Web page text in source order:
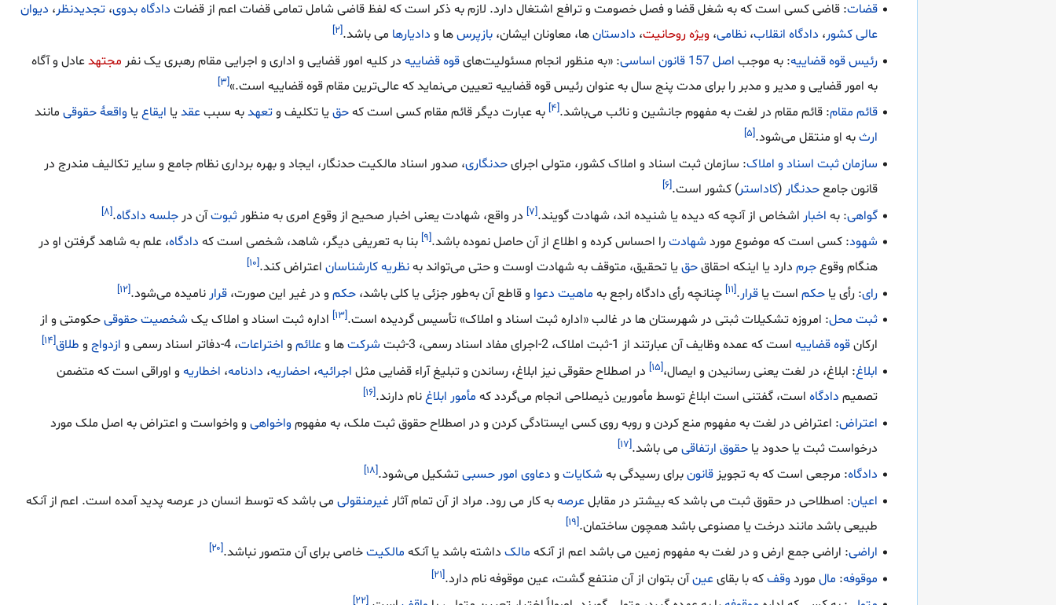
قضات: قاضی کسی است که به شغل قضا و فصل خصومت و ترافع اشتغال دارد. لازم به ذکر است که لفظ قاضی شامل تمامی قضات اعم از قضات دادگاه بدوی، تجدیدنظر، دیوان
عالی کشور، دادگاه انقلاب، نظامی، ویژه روحانیت، دادستانها، معاونان ایشان، بازپرسها و دادیارها می باشد.[۲]
رئیس قوه قضاییه: به موجب اصل 157 قانون اساسی : «به منظور انجام مسئولیت‌هایقوه قضاییهدر کلیه امور قضایی و اداری و اجرایی مقام رهبری یک نفر مجتهدعادل و آگاه
به امور قضایی و مدیر و مدبر را برای مدت پنج سال به عنوان رئیس قوه قضاییه تعیین می‌نماید که عالی‌ترین مقام قوه قضاییه است.»[۳]
قائم مقام: قائم مقام در لغت به مفهوم جانشین و نائب می‌باشد.[۴] به عبارت دیگر قائم مقام کسی است کهحقیا تکلیف وتعهدبه سببعقدیا ایقاعیا واقعهٔ حقوقیمانند
ارثبه او منتقل می‌شود.[۵]
سازمان ثبت اسناد و املاک: سازمان ثبت اسناد و املاک کشور، متولی اجرایحدنگاری، صدور اسناد مالکیت حدنگار، ایجاد و بهره برداری نظام جامع و سایر تکالیف مندرج در
قانون جامعحدنگار (کاداستر) کشور است.[۶]
گواهی: به اخبار اشخاص از آنچه که دیده یا شنیده اند، شهادت گویند.[۷] در واقع، شهادت یعنی اخبار صحیح از وقوع امری به منظور ثبوتآن در جلسه دادگاه.[۸]
شهود: کسی است که موضوع مورد شهادترا احساس کرده و اطلاع از آن حاصل نموده باشد.[۹] بنا به تعریفی دیگر، شاهد، شخصی است که دادگاه، علم به شاهد گرفتن او در
هنگام وقوعجرمدارد یا اینکه احقاقحقیا تحقیق، متوقف به شهادت اوست و حتی می‌تواند بهنظریه کارشناساناعتراض کند.[۱۰]
رای: رأی یا حکماست یا قرار.[۱۱] چنانچه رأی دادگاه راجع به ماهیت دعوا و قاطع آن به‌طور جزئی یا کلی باشد، حکمو در غیر این صورت، قرار نامیده می‌شود.[۱۲]
ثبت محل: امروزه تشکیلات ثبتی در شهرستان ها در غالب «اداره ثبت اسناد و املاک» تأسیس گردیده است.[۱۳] اداره ثبت اسناد و املاک یک شخصیت حقوقیحکومتی و از
ارکانقوه قضاییهاست که عمده وظایف آن عبارتند از 1-ثبت املاک، 2-اجرای مفاد اسناد رسمی، 3-ثبت شرکتها وعلائمو اختراعات، 4-دفاتر اسناد رسمی و ازدواجو طلاق[۱۴]
ابلاغ: ابلاغ، در لغت یعنی رسانیدن و ایصال،[۱۵] در اصطلاح حقوقی نیز ابلاغ، رساندن و تبلیغ آراء قضایی مثل اجرائیه، احضاریه، دادنامه، اخطاریهو اوراقی است که متضمن
تصمیم دادگاهاست، گفتنی است ابلاغ توسط مأمورین ذیصلاحی انجام می‌گردد که مأمور ابلاغنام دارند.[۱۶]
اعتراض: اعتراض در لغت به مفهوم منع کردن و روبه روی کسی ایستادگی کردن و در اصطلاح حقوق ثبت ملک، به مفهومواخواهیو واخواست و اعتراض به اصل ملک مورد
درخواست ثبت یا حدود یا حقوق ارتفاقیمی باشد.[۱۷]
دادگاه: مرجعی است که به تجویز قانونبرای رسیدگی به شکایاتو دعاوی امور حسبیتشکیل می‌شود.[۱۸]
اعیان: اصطلاحی در حقوق ثبت می باشد که بیشتر در مقابلعرصهبه کار می رود. مراد از آن تمام آثار غیرمنقولیمی باشد که توسط انسان در عرصه پدید آمده است. اعم از آنکه
طبیعی باشد مانند درخت یا مصنوعی باشد همچون ساختمان.[۱۹]
اراضی: اراضی جمع ارض و در لغت به مفهوم زمین می باشد اعم از آنکه مالکداشته باشد یا آنکه مالکیتخاصی برای آن متصور نباشد.[۲۰]
موقوفه: مالموردوقفکه با بقایعینآن بتوان از آن منتفع گشت، عین موقوفه نام دارد.[۲۱]
[۲۲]